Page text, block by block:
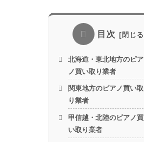
目次
北海道・東北地方のピア
ノ買い取り業者
関東地方のピアノ買い取
り業者
甲信越・北陸のピアノ買
い取り業者